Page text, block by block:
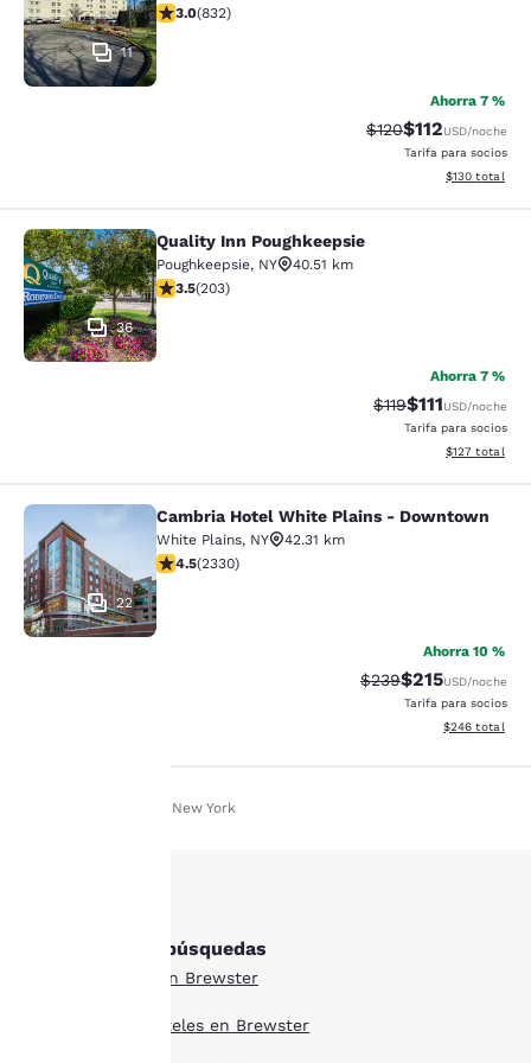
11
Calificación de 3 estrellas. Razonable. 832 reseñas
3.0(832)
Ahorra 7 %
Tarifa tachada:
$120Tarifa reducida:
$112USD/noche
Tarifa para socios
Ver detalles
$130 total
Quality Inn Poughkeepsie
36
Quality Inn Poughkeepsie
Poughkeepsie, NY
40.51 km
Calificación de 3.45 estrellas. Bueno. 203 reseñas
3.5(203)
Ahorra 7 %
Tarifa tachada:
$119Tarifa
$111USD/noche
Tarifa para socios
Ver detalles
$127 total
Cambria Hotel White Plains -
22
Cambria Hotel White Plains - Downtown
White Plains, NY
42.31 km
Calificación de 4.54 estrellas. Excelente. 2330
4.5(2330)
Ahorra 10 %
Tarifa tachada:
$239Tarifa reducida:
$215USD/noche
Tarifa para socios
Ver detalles
$246 total
New York
Otras Brewster búsquedas
Todos los hoteles en Brewster
Estilo boutique hoteles en Brewster